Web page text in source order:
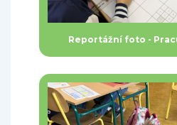
Reportážní foto -